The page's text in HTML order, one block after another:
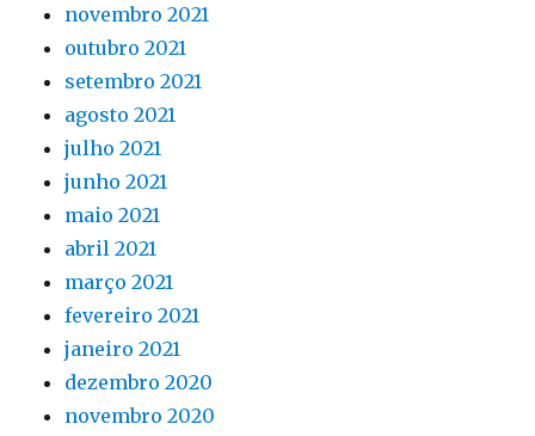
novembro 2021
outubro 2021
setembro 2021
agosto 2021
julho 2021
junho 2021
maio 2021
abril 2021
março 2021
fevereiro 2021
janeiro 2021
dezembro 2020
novembro 2020